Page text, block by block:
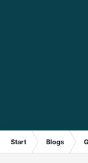
Start Blogs